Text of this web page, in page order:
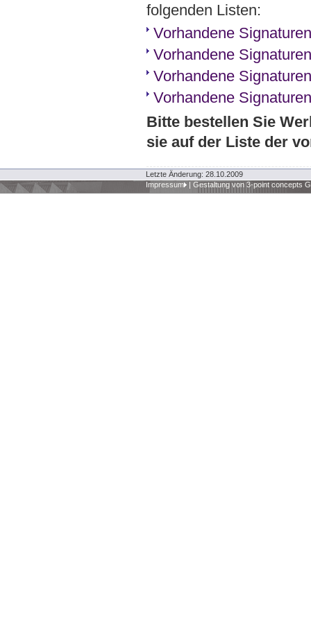
folgenden Listen:
Vorhandene
Vorhandene
Vorhandene
Vorhandene
Bitte bestellen Sie
sie auf der Liste der
Letzte Änderung: 28.10.2009
Impressum
| Gestaltung von 3-point concepts